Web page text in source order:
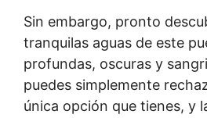
Sin embargo, pronto
tranquilas aguas de este
profundas, oscuras y
puedes simplemente
única opción que tienes, y